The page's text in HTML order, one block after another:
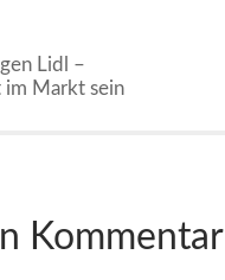
Lidl –
im Markt sein
Kommentar